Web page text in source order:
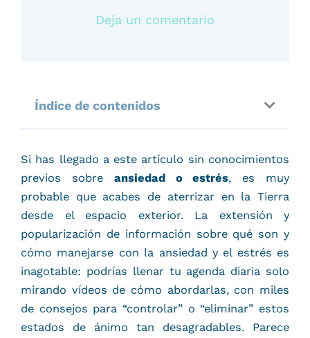
Deja un comentario
Índice de contenidos
Si has llegado a este artículo sin conocimientos
previos sobre ansiedad o estrés, es muy
probable que acabes de aterrizar en la Tierra
desde el espacio exterior. La extensión y
popularización de información sobre qué son y
cómo manejarse con la ansiedad y el estrés es
inagotable: podrías llenar tu agenda diaria solo
mirando vídeos de cómo abordarlas, con miles
de consejos para “controlar” o “eliminar” estos
estados de ánimo tan desagradables. Parece